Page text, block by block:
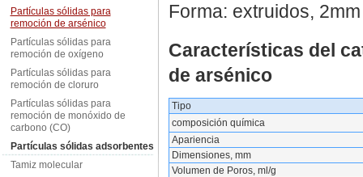
Partículas sólidas para
remoción de arsénico
Partículas sólidas para
remoción de oxígeno
Partículas sólidas para
remoción de cloruro
Partículas sólidas para
remoción de monóxido de
carbono (CO)
Partículas sólidas adsorbentes
Tamiz molecular
Forma: extruidos, 2mm
Características del
de arsénico
Tipo
composición química
Apariencia
Dimensiones, mm
Volumen de Poros, ml/g